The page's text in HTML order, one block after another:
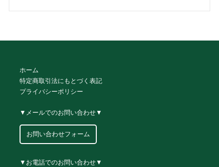
ホーム
特定商取引法にもとづく表記
プライバシーポリシー
▼メールでのお問い合わせ▼
お問い合わせフォーム
▼お電話でのお問い合わせ▼